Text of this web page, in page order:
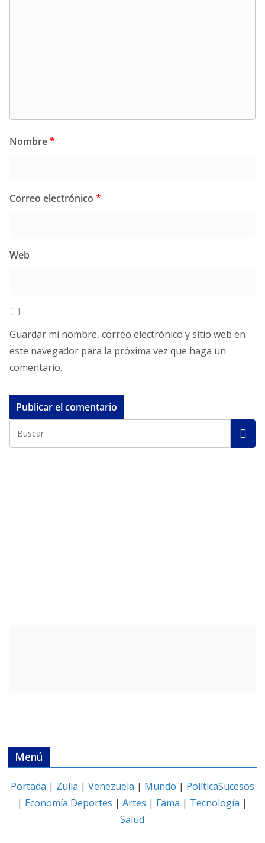
Nombre*
Correo electrónico *
Web
Guardar mi nombre, correo electrónico y sitio web en
este navegador para la próxima vez que haga un
comentario.
Menú
Portada | Zulia | Venezuela | Mundo | PolíticaSucesos
| Economía Deportes |Artes | Fama | Tecnología |
Salud